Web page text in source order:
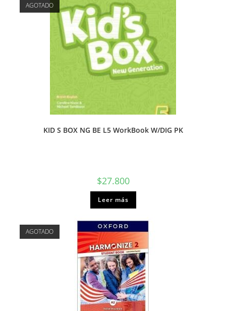
AGOTADO
KID S BOX NG BE L5 WorkBook W/DIG PK
$27.800
Leer más
AGOTADO